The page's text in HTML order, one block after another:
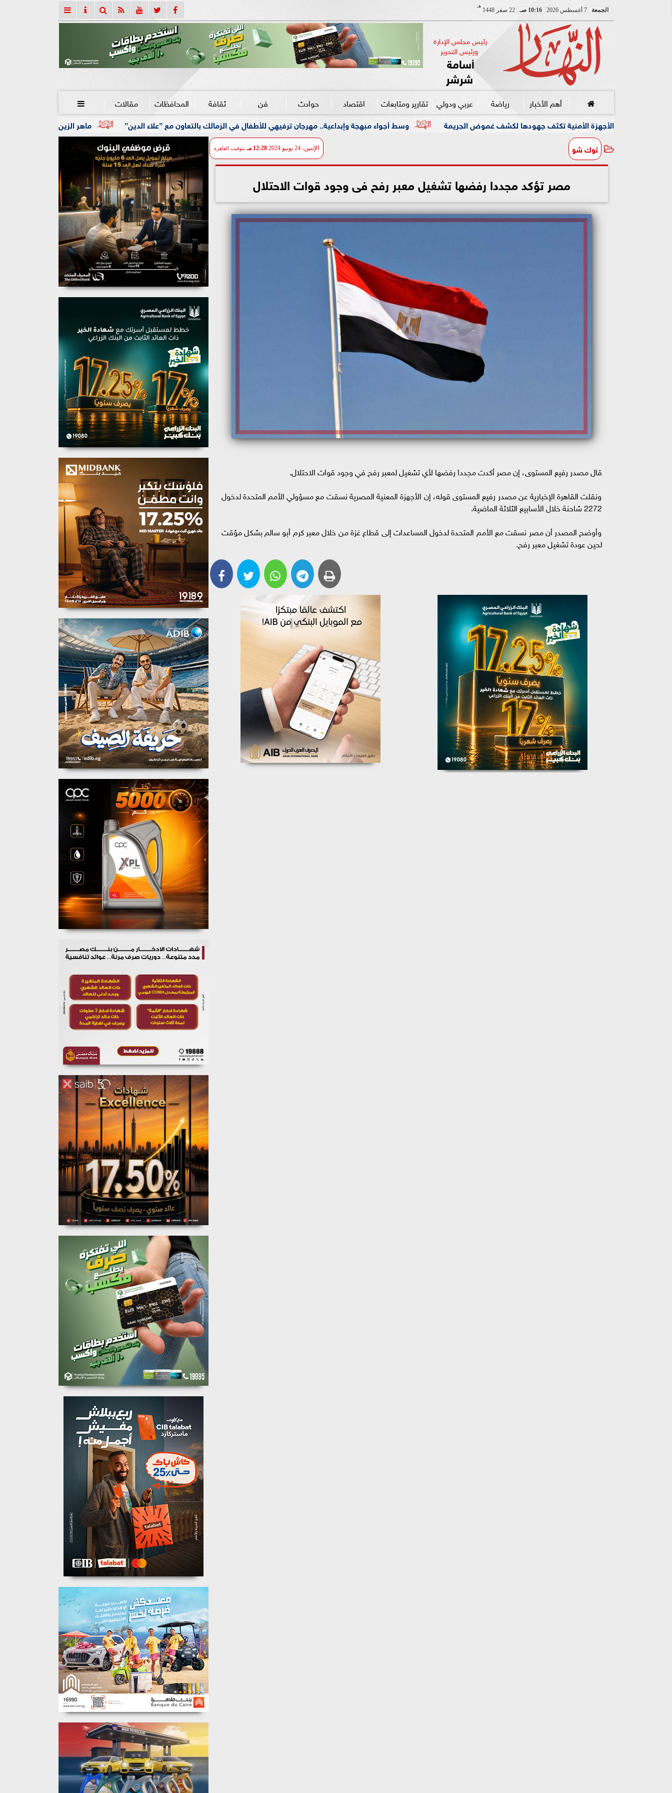
الجمعة 7 أغسطس 2026 10:16 صـ 22 صفر 1448
هـ
رئيس مجلس الإدارة
ورئيس التحرير
أسامة
شرشر
أهم الأخبار رياضة عربي ودولي تقارير ومتابعات اقتصاد حوادث فن ثقافة المحافظات مقالات 
ماهر الزين: 25 حافلة تُعيد 1250 سودانيًا ضمن الفوج الـ41.. والالتزام بوثائق السفر عزز انسيابية العودة الطوعية وسط أجواء مبهجة وإبداعية.. مهرجان ترفيهي للأطفال في الزمالك بالتعاون مع ”علاء الدين” الأمنية تكثف جهودها لكشف غموض الجريمة
توك شو الإثنين، 24 يونيو 2024 12:28 مـ بتوقيت القاهرة
مصر تؤكد مجددا رفضها تشغيل معبر رفح فى وجود قوات الاحتلال
قال مصدر رفيع المستوى، إن مصر أكدت مجددا رفضها لأي تشغيل لمعبر رفح في وجود قوات الاحتلال.
ونقلت القاهرة الإخبارية عن مصدر رفيع المستوى قوله، إن الأجهزة المعنية المصرية نسقت مع مسؤولي الأمم المتحدة لدخول
2272 شاحنة خلال الأسابيع الثلاثة الماضية.
وأوضح المصدر أن مصر نسقت مع الأمم المتحدة لدخول المساعدات إلى قطاع غزة من خلال معبر كرم أبو سالم بشكل مؤقت
لحين عودة تشغيل معبر رفح.